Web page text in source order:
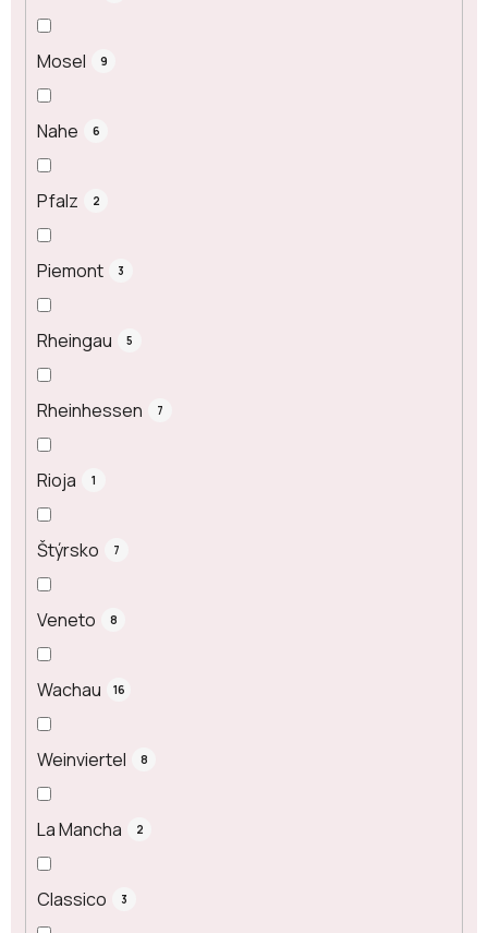
Mosel 9
Nahe 6
Pfalz 2
Piemont 3
Rheingau 5
Rheinhessen 7
Rioja 1
Štýrsko 7
Veneto 8
Wachau 16
Weinviertel 8
La Mancha 2
Classico 3